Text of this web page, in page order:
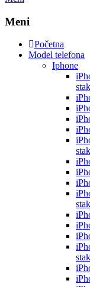
Meni
Početna
Model telefona
Iphone